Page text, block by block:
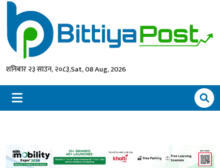
शनिबार २३ साउन, २०८३,Sat, 08 Aug, 2026